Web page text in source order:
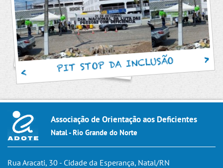
PIT STOP DA INCLUSÃO
Associação de Orientação aos Deficientes
Natal - Rio Grande do Norte
Rua Aracati, 30 - Cidade da Esperança, Natal/RN